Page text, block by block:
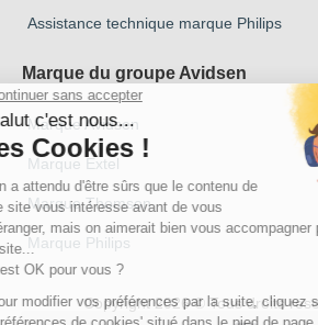
Assistance technique marque Philips
Marque du groupe Avidsen
Marque Avidsen
Marque Extel
Marque Thomson
Marque Philips
Copyright 2026 © Tous droits